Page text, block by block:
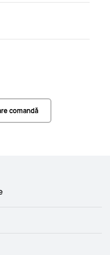
comandă